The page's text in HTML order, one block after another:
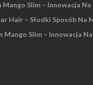
Mango Slim – Innowacja Na
Hair – Słodki Sposób Na
Mango Slim – Innowacja